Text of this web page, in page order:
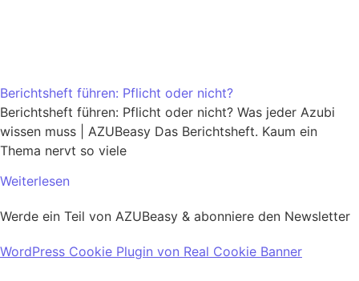
Berichtsheft führen: Pflicht oder nicht?
Berichtsheft führen: Pflicht oder nicht? Was jeder Azubi
wissen muss | AZUBeasy Das Berichtsheft. Kaum ein
Thema nervt so viele
Weiterlesen
Werde ein Teil von AZUBeasy & abonniere den Newsletter
WordPress Cookie Plugin von Real Cookie Banner